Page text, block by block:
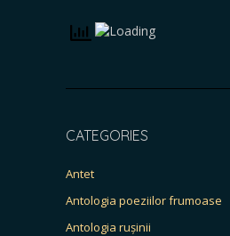
CATEGORIES
Antet
Antologia poeziilor frumoase
Antologia rușinii